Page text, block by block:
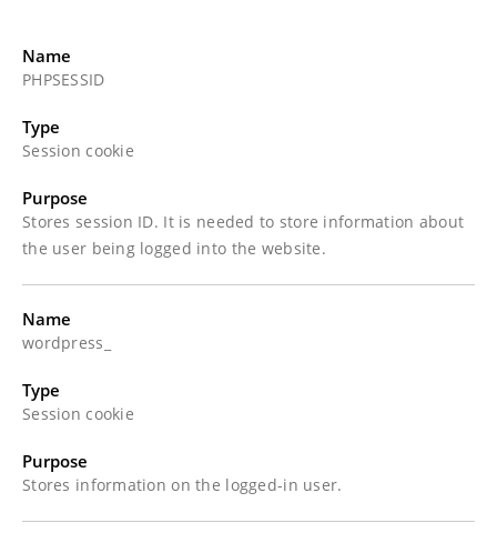
Name
PHPSESSID
Type
Session cookie
Purpose
Stores session ID. It is needed to store information about
the user being logged into the website.
Name
wordpress_
Type
Session cookie
Purpose
Stores information on the logged-in user.